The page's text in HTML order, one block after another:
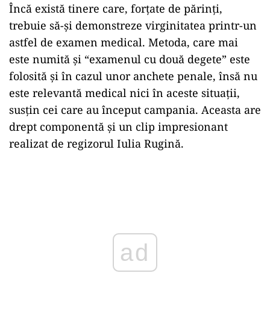
Încă există tinere care, forţate de părinţi,
trebuie să-şi demonstreze virginitatea printr-un
astfel de examen medical. Metoda, care mai
este numită şi “examenul cu două degete” este
folosită şi în cazul unor anchete penale, însă nu
este relevantă medical nici în aceste situaţii,
susţin cei care au început campania. Aceasta are
drept componentă şi un clip impresionant
realizat de regizorul Iulia Rugină.